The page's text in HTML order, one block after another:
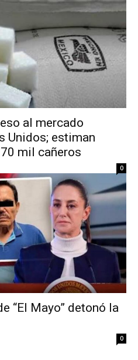
al mercado
Unidos; estiman
mil cañeros
0
“El Mayo” detonó la
0